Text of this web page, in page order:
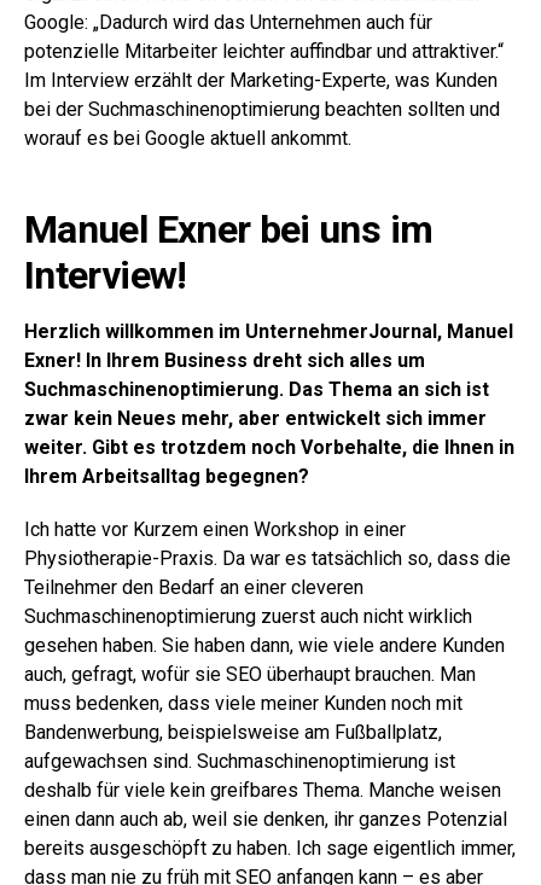
Google: „Dadurch wird das Unternehmen auch für
potenzielle Mitarbeiter leichter auffindbar und attraktiver.“
Im Interview erzählt der Marketing-Experte, was Kunden
bei der Suchmaschinenoptimierung beachten sollten und
worauf es bei Google aktuell ankommt.
Manuel Exner bei uns im
Interview!
Herzlich willkommen im UnternehmerJournal, Manuel
Exner! In Ihrem Business dreht sich alles um
Suchmaschinenoptimierung. Das Thema an sich ist
zwar kein Neues mehr, aber entwickelt sich immer
weiter. Gibt es trotzdem noch Vorbehalte, die Ihnen in
Ihrem Arbeitsalltag begegnen?
Ich hatte vor Kurzem einen Workshop in einer
Physiotherapie-Praxis. Da war es tatsächlich so, dass die
Teilnehmer den Bedarf an einer cleveren
Suchmaschinenoptimierung zuerst auch nicht wirklich
gesehen haben. Sie haben dann, wie viele andere Kunden
auch, gefragt, wofür sie SEO überhaupt brauchen. Man
muss bedenken, dass viele meiner Kunden noch mit
Bandenwerbung, beispielsweise am Fußballplatz,
aufgewachsen sind. Suchmaschinenoptimierung ist
deshalb für viele kein greifbares Thema. Manche weisen
einen dann auch ab, weil sie denken, ihr ganzes Potenzial
bereits ausgeschöpft zu haben. Ich sage eigentlich immer,
dass man nie zu früh mit SEO anfangen kann – es aber